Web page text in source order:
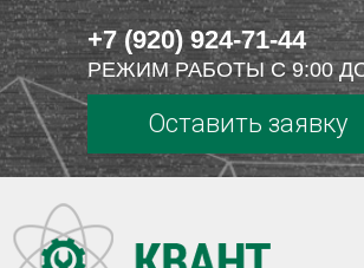
+7 (920) 924-71-44
РЕЖИМ РАБОТЫ С 9:00
Оставить заявку